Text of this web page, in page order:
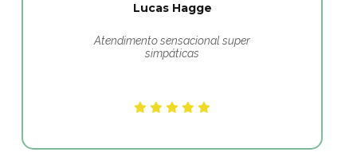
Lucas Hagge
Atendimento sensacional super
simpáticas